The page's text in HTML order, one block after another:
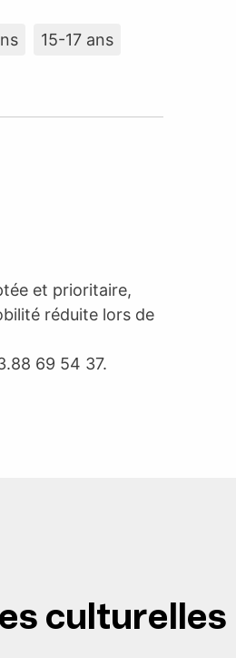
15-17 ans
et prioritaire,
réduite lors de
69 54 37.
culturelles